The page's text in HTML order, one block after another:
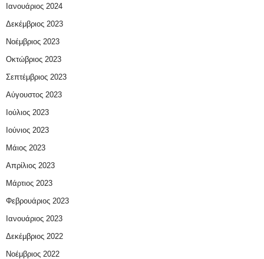
Ιανουάριος 2024
Δεκέμβριος 2023
Νοέμβριος 2023
Οκτώβριος 2023
Σεπτέμβριος 2023
Αύγουστος 2023
Ιούλιος 2023
Ιούνιος 2023
Μάιος 2023
Απρίλιος 2023
Μάρτιος 2023
Φεβρουάριος 2023
Ιανουάριος 2023
Δεκέμβριος 2022
Νοέμβριος 2022